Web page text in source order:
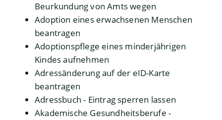
Beurkundung von Amts wegen
Adoption eines erwachsenen Menschen
beantragen
Adoptionspflege eines minderjährigen
Kindes aufnehmen
Adressänderung auf der eID-Karte
beantragen
Adressbuch - Eintrag sperren lassen
Akademische Gesundheitsberufe -